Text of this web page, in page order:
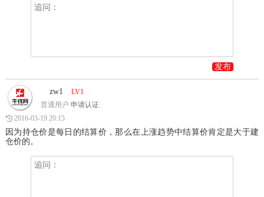
发布
zw1
LV1
普通用户 申请认证
2016-03-19 20:15
因为持仓价是每日的结算价，那么在上涨趋势中结算价肯定是大于建
仓价的。